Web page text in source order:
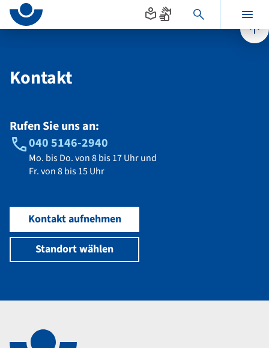
Seitenanfang
zum
Inhalt
zur
Navigation
Kontakt
Rufen Sie uns an:
040 5146-2940
Mo. bis Do. von 8 bis 17 Uhr und
Fr. von 8 bis 15 Uhr
Kontakt aufnehmen
Standort wählen